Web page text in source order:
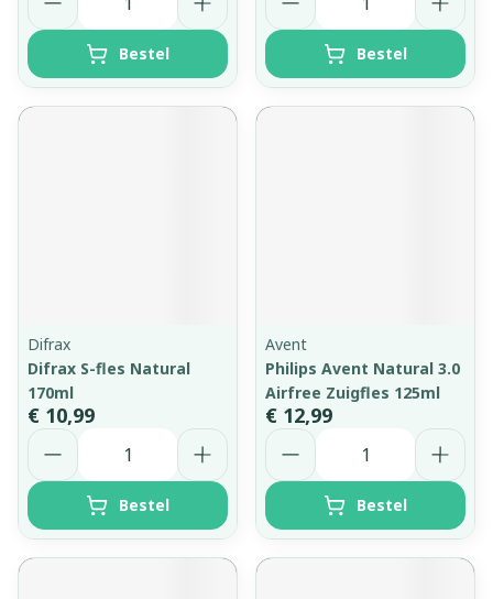
Bestel Bestel
Difrax
Difrax S-fles Natural
170ml
€ 10,99
Aantal
Bestel
Avent
Philips Avent Natural 3.0
Airfree Zuigfles 125ml
€ 12,99
Aantal
Bestel